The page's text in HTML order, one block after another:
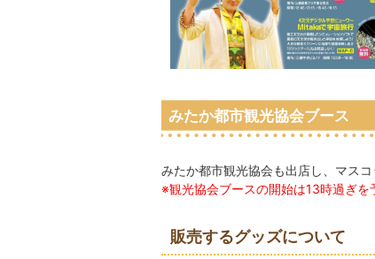
みたか都市観光協会ブース
みたか都市観光協会も出店し、マス
※観光協会ブースの開始は13時過ぎを
販売するグッズについて